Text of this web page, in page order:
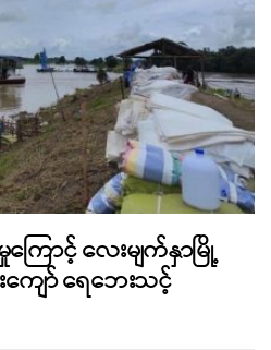
ြောင့် လေးမျက်နှာမြို့
ျော် ရေဘေးသင့်